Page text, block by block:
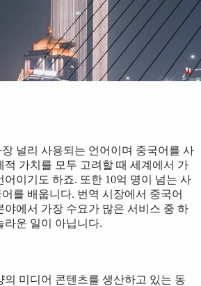
널리 사용되는 언어이며 중국어를 사
적 가치를 모두 고려할 때 세계에서 가
어이기도 하죠. 또한 10억 명이 넘는 사
를 배웁니다. 번역 시장에서 중국어
야에서 가장 수요가 많은 서비스 중 하
라운 일이 아닙니다.
의 미디어 콘텐츠를 생산하고 있는 동